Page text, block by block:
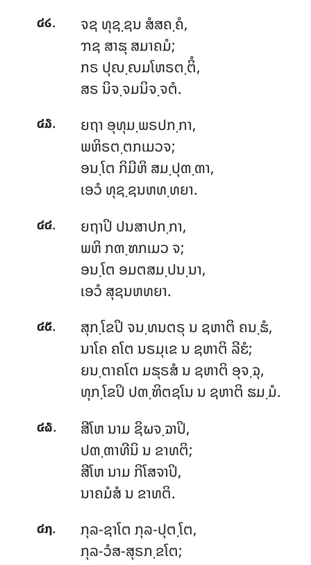
໔໒.
ຈຊ ທຸຊ຺ຊນ ສໍສຄ຺ຄໍ,
ຠຊ ສາຘຸ ສມາຄມໍ;
ກຣ ປຸຎ຺ຎມໂຫຣຕ຺ຕິໍ,
ສຣ ນິຈ຺ຈມນິຈ຺ຈຕໍ.
໔໓. ຍຖາ ອຸທຸມ຺ພຣປກ຺ກາ,
ພຫິຣຕ຺ຕກເມວຈ;
ອນ຺ໂຕ ກິມີຫິ ສມ຺ປຸຓ຺ຓາ,
ເອວໍ ທຸຊ຺ຊນຫທ຺ທຍາ.
໔໔.
ຍຖາປິ ປນສາປກ຺ກາ,
ພຫິ ກຓ຺ຑກເມວ ຈ;
ອນ຺ໂຕ ອມຕສມ຺ປນ຺ນາ,
ເອວໍ ສຸຊນຫທຍາ.
໔໕.
ສຸກ຺ໂຂປິ ຈນ຺ທນຕຣຸ ນ ຊຫາຕິ ຄນ຺ຘໍ,
ນາໂຄ ຄໂຕ ນຣມຸເຂ ນ ຊຫາຕິ ລີຬໍ;
ຍນ຺ຕາຄໂຕ ມຘຸຣສໍ ນ ຊຫາຕິ ອຸຈ຺ຉຸ,
ທຸກ຺ໂຂປິ ປຓ຺ຑິຕຊໂນ ນ ຊຫາຕິ ຘມ຺ມໍ.
໔໖.
ສີໂຫ ນາມ ຊິຆຈ຺ຉາປິ,
ປຓ຺ຓາທີນິ ນ ຂາທຕິ;
ສີໂຫ ນາມ ກິໂສຈາປິ,
ນາຄມໍສໍ ນ ຂາທຕິ.
໔໗.
ກຸລ-ຊາໂຕ ກຸລ-ປຸຕ຺ໂຕ,
ກຸລ-ວໍສ-ສຸຣກ຺ຂໂຕ;